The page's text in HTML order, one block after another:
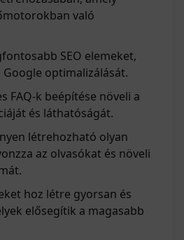
való
SEO elemeket,
optimalizálását.
FAQ-k beépítése növeli a
és láthatóságát.
létrehozható olyan
az olvasókat és növeli
hoz létre gyorsan és
elősegítik a magasabb